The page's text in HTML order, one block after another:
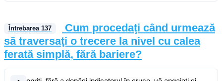
Întrebarea 137
Cum procedaţi când urmează
să traversaţi o trecere la nivel cu calea
ferată simplă, fără bariere?